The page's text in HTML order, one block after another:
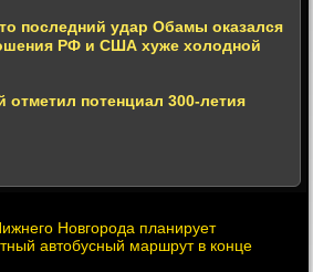
последний удар Обамы оказался
РФ и США хуже холодной
отметил потенциал 300-летия
Новгорода планирует
автобусный маршрут в конце